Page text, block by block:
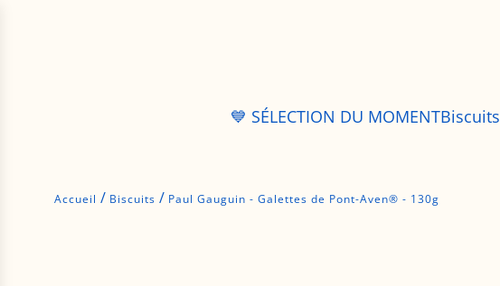
💙 SÉLECTION DU MOMENTBiscuits
Accueil / Biscuits / Paul Gauguin - Galettes de Pont-Aven® - 130g